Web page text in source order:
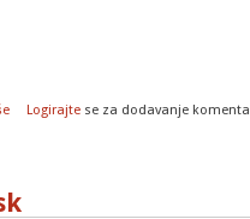
o Linux Professional Institute
Logirajte se za dodavanje